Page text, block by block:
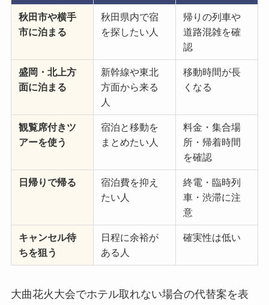
秋田市や横手
市に泊まる
秋田県内で宿
を探したい人
帰りの列車や
道路混雑を確
認
盛岡・北上方
面に泊まる
新幹線や東北
方面から来る
人
移動時間が長
くなる
観覧席付きツ
アーを使う
宿泊と移動を
まとめたい人
料金・集合場
所・帰着時間
を確認
日帰りで帰る
宿泊費を抑え
たい人
終電・臨時列
車・渋滞に注
意
キャンセル待
ちを狙う
日程に余裕が
ある人
確実性は低い
大曲花火大会でホテル取れない場合の代替案を表